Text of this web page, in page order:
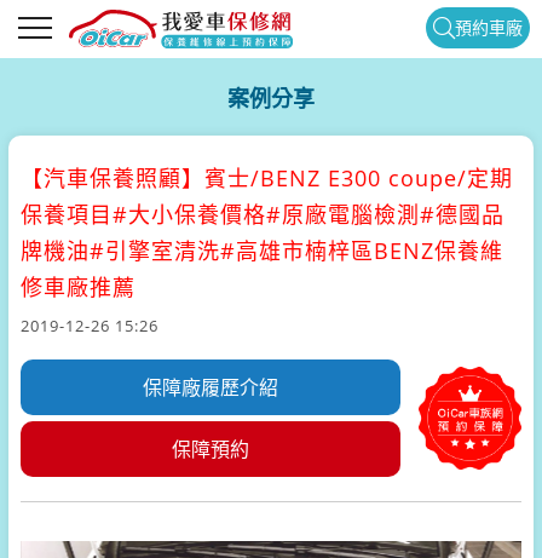
預約車廠
案例分享
【汽車保養照顧】 賓士/BENZ E300 coupe/定期
保養項目#大小保養價格#原廠電腦檢測#德國品
牌機油#引擎室清洗#高雄市楠梓區BENZ保養維
修車廠推薦
2019-12-26 15:26
保障廠履歷介紹
保障預約